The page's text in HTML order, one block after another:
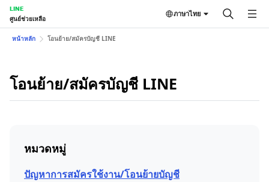
LINE
ศูนย์ช่วยเหลือ
ภาษาไทย
หน้าหลัก โอนย้าย/สมัครบัญชี LINE
โอนย้าย/สมัครบัญชี LINE
หมวดหมู่
ปัญหาการสมัครใช้งาน/โอนย้ายบัญชี